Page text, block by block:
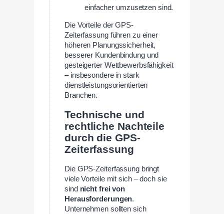
einfacher umzusetzen sind.
Die Vorteile der GPS-
Zeiterfassung führen zu einer
höheren Planungssicherheit,
besserer Kundenbindung und
gesteigerter Wettbewerbsfähigkeit
– insbesondere in stark
dienstleistungsorientierten
Branchen.
Technische und
rechtliche Nachteile
durch die GPS-
Zeiterfassung
Die GPS-Zeiterfassung bringt
viele Vorteile mit sich – doch sie
sind nicht frei von
Herausforderungen.
Unternehmen sollten sich